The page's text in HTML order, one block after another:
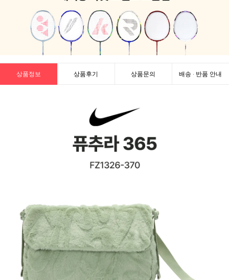
상품정보 상품후기 상품문의 배송 · 반품 안내